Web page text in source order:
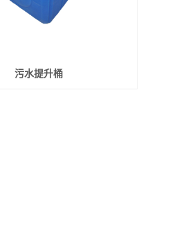
污水提升桶